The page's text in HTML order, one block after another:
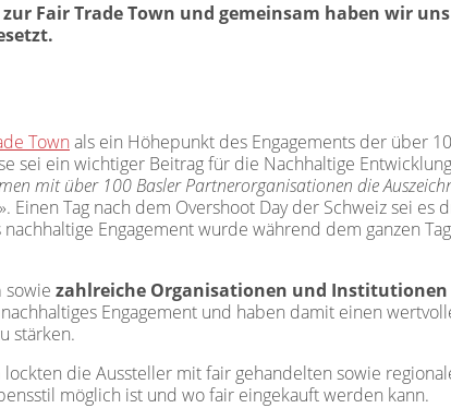
Fair Trade Town und gemeinsam haben wir uns
Town als ein Höhepunkt des Engagements der über
sei ein wichtiger Beitrag für die Nachhaltige
mit über 100 Basler Partnerorganisationen die
». Einen Tag nach dem Overshoot Day der Schweiz sei es
Engagement wurde während dem ganzen
sowie zahlreiche Organisationen und Institutionen
Engagement und haben damit einen
stärken.
lockten die Aussteller mit fair gehandelten sowie
möglich ist und wo fair eingekauft werden kann.